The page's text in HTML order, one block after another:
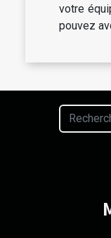
votre
pouvez